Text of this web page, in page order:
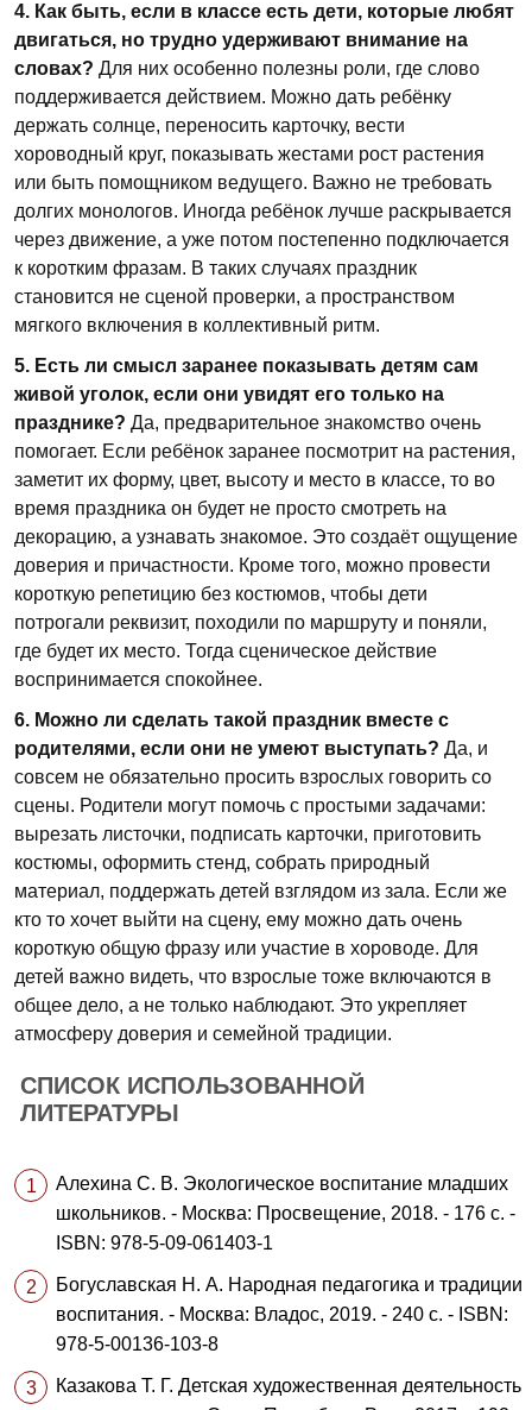
4. Как быть, если в классе есть дети, которые любят
двигаться, но трудно удерживают внимание на
словах? Для них особенно полезны роли, где слово
поддерживается действием. Можно дать ребёнку
держать солнце, переносить карточку, вести
хороводный круг, показывать жестами рост растения
или быть помощником ведущего. Важно не требовать
долгих монологов. Иногда ребёнок лучше раскрывается
через движение, а уже потом постепенно подключается
к коротким фразам. В таких случаях праздник
становится не сценой проверки, а пространством
мягкого включения в коллективный ритм.
5. Есть ли смысл заранее показывать детям сам
живой уголок, если они увидят его только на
празднике? Да, предварительное знакомство очень
помогает. Если ребёнок заранее посмотрит на растения,
заметит их форму, цвет, высоту и место в классе, то во
время праздника он будет не просто смотреть на
декорацию, а узнавать знакомое. Это создаёт ощущение
доверия и причастности. Кроме того, можно провести
короткую репетицию без костюмов, чтобы дети
потрогали реквизит, походили по маршруту и поняли,
где будет их место. Тогда сценическое действие
воспринимается спокойнее.
6. Можно ли сделать такой праздник вместе с
родителями, если они не умеют выступать? Да, и
совсем не обязательно просить взрослых говорить со
сцены. Родители могут помочь с простыми задачами:
вырезать листочки, подписать карточки, приготовить
костюмы, оформить стенд, собрать природный
материал, поддержать детей взглядом из зала. Если же
кто то хочет выйти на сцену, ему можно дать очень
короткую общую фразу или участие в хороводе. Для
детей важно видеть, что взрослые тоже включаются в
общее дело, а не только наблюдают. Это укрепляет
атмосферу доверия и семейной традиции.
СПИСОК ИСПОЛЬЗОВАННОЙ
ЛИТЕРАТУРЫ
Алехина С. В. Экологическое воспитание младших
школьников. - Москва: Просвещение, 2018. - 176 с. -
ISBN: 978-5-09-061403-1
Богуславская Н. А. Народная педагогика и традиции
воспитания. - Москва: Владос, 2019. - 240 с. - ISBN:
978-5-00136-103-8
Казакова Т. Г. Детская художественная деятельность